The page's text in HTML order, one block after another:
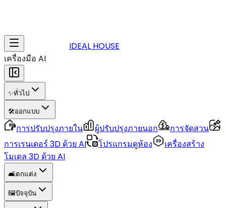
IDEAL HOUSE
เครื่องมือ AI
✨ทั่วไป
🛠️ออกแบบ
การปรับปรุงภายใน ผู้ปรับปรุงภายนอก
การจัดสวน
การเรนเดอร์ 3D ด้วย AI
โปรแกรมดูห้อง
เครื่องสร้าง
โมเดล 3D ด้วย AI
🛋️ตกแต่ง
🖼️ปัจจุบัน